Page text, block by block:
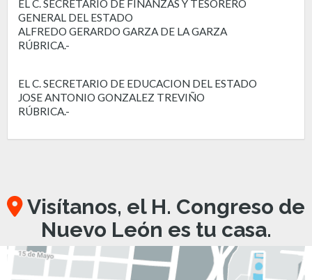
EL C. SECRETARIO DE FINANZAS Y TESORERO
GENERAL DEL ESTADO
ALFREDO GERARDO GARZA DE LA GARZA
RÚBRICA.-
EL C. SECRETARIO DE EDUCACION DEL ESTADO
JOSE ANTONIO GONZALEZ TREVIÑO
RÚBRICA.-
Visítanos, el H. Congreso de
Nuevo León es tu casa.